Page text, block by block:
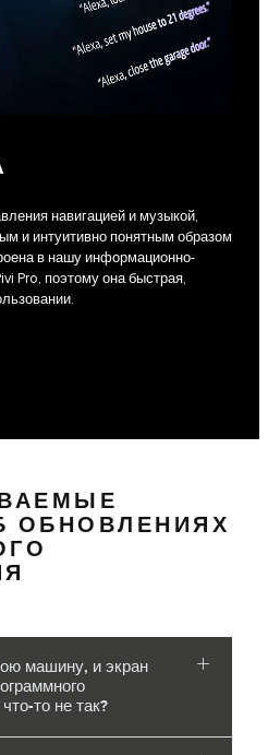
навигацией и музыкой,
и интуитивно понятным образом
в нашу информационно-
Pro, поэтому она быстрая,
ОБНОВЛЕНИЯХ
машину, и экран
то не так?